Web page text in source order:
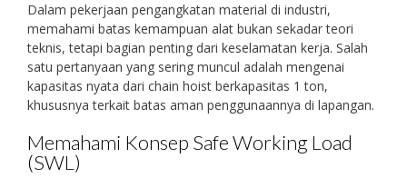
Dalam pekerjaan pengangkatan material di industri,
memahami batas kemampuan alat bukan sekadar teori
teknis, tetapi bagian penting dari keselamatan kerja. Salah
satu pertanyaan yang sering muncul adalah mengenai
kapasitas nyata dari chain hoist berkapasitas 1 ton,
khususnya terkait batas aman penggunaannya di lapangan.
Memahami Konsep Safe Working Load
(SWL)